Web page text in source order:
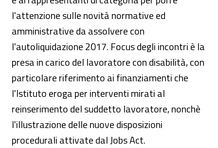
l'attenzione sulle novità normative ed
amministrative da assolvere con
l'autoliquidazione 2017. Focus degli incontri è la
presa in carico del lavoratore con disabilità, con
particolare riferimento ai finanziamenti che
l'Istituto eroga per interventi mirati al
reinserimento del suddetto lavoratore, nonchè
l'illustrazione delle nuove disposizioni
procedurali attivate dal Jobs Act.